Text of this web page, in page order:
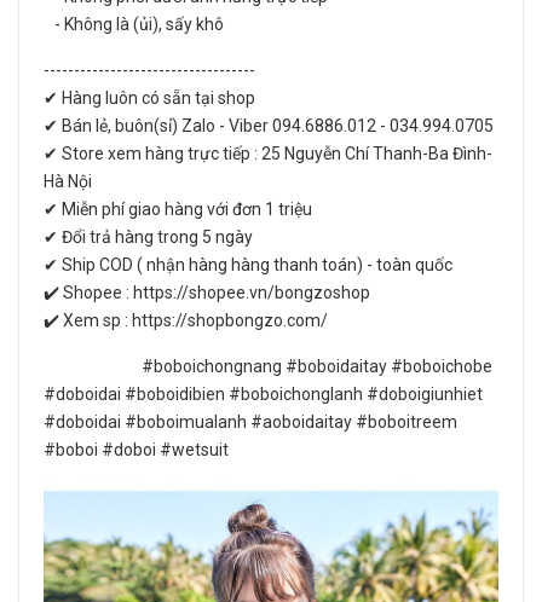
- Không là (ủi), sấy khô
-----------------------------------
✔ Hàng luôn có sẵn tại shop
✔ Bán lẻ, buôn(sỉ) Zalo - Viber 094.6886.012 - 034.994.0705
✔ Store xem hàng trực tiếp : 25 Nguyễn Chí Thanh-Ba Đình-
Hà Nội
✔ Miễn phí giao hàng với đơn 1 triệu
✔ Đổi trả hàng trong 5 ngày
✔ Ship COD ( nhận hàng hàng thanh toán) - toàn quốc
✔️ Shopee : https://shopee.vn/bongzoshop
✔️ Xem sp : https://shopbongzo.com/
#boboichongnang #boboidaitay #boboichobe
#doboidai #boboidibien #boboichonglanh #doboigiunhiet
#doboidai #boboimualanh #aoboidaitay #boboitreem
#boboi #doboi #wetsuit